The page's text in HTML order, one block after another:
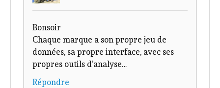
Bonsoir
Chaque marque a son propre jeu de
données, sa propre interface, avec ses
propres outils d’analyse…
Répondre